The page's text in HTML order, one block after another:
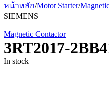
หน้าหลัก/Motor Starter/
SIEMENS
Magnetic Contactor
3RT2017-
In stock